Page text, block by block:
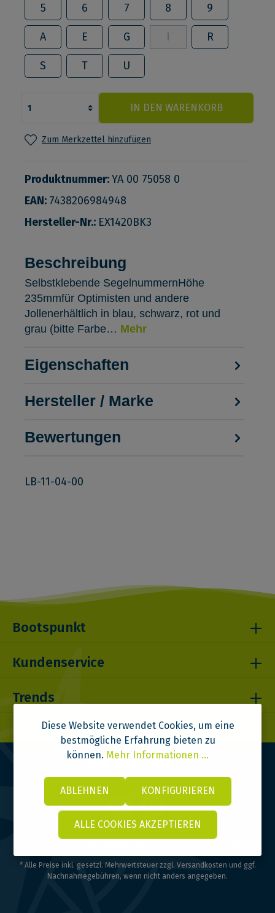
5 6 7 8 9
A E G I R
S T U
IN DEN WARENKORB
Zum Merkzettel hinzufügen
Produktnummer:YA 00 75058 0
EAN: 7438206984948
Hersteller-Nr.: EX1420BK3
Beschreibung
Selbstklebende SegelnummernHöhe
235mmfür Optimisten und andere
Jollenerhältlich in blau, schwarz, rot und
grau (bitte Farbe… Mehr
Eigenschaften
Hersteller / Marke
Bewertungen
LB-11-04-00
Bootspunkt
Kundenservice
Trends
* Alle Preise inkl. gesetzl. Mehrwertsteuer zzgl. Versandkosten und ggf.
Nachnahmegebühren, wenn nicht anders angegeben.
Diese Website verwendet Cookies, um eine
bestmögliche Erfahrung bieten zu
können. Mehr Informationen ...
ABLEHNEN KONFIGURIEREN
ALLE COOKIES AKZEPTIEREN